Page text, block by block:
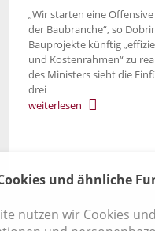
„Wir starten eine
der Baubranche“, so
Bauprojekte künftig
und Kostenrahmen“ zu
des Ministers sieht die
drei
weiterlesen
511 / 519und ähnliche
nutzen wir Cookies